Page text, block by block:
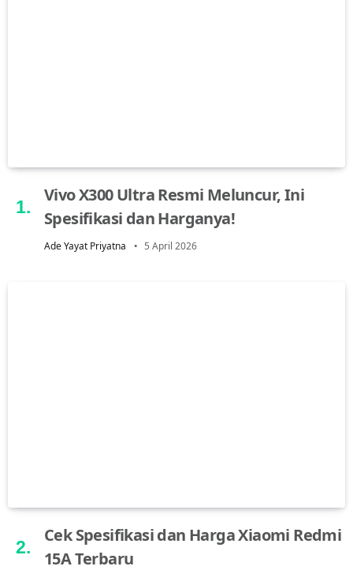
Vivo X300 Ultra Resmi Meluncur, Ini
Spesifikasi dan Harganya!
Ade Yayat Priyatna 5 April 2026
Cek Spesifikasi dan Harga Xiaomi Redmi
15A Terbaru